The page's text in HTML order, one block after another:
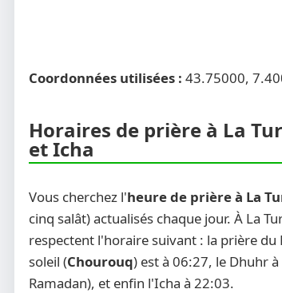
Coordonnées utilisées : 43.75000,
Horaires de prière à La
et Icha
Vous cherchez l'heure de prière à La
cinq salât) actualisés chaque jour. À La
respectent l'horaire suivant : la prière
soleil (Chourouq) est à 06:27, le Dhuhr
Ramadan), et enfin l'Icha à 22:03.